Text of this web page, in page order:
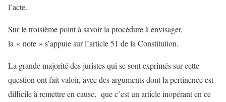
l’acte.
Sur le troisième point à savoir la procédure à envisager,
la « note » s’appuie sur l’article 51 de la Constitution.
La grande majorité des juristes qui se sont exprimés sur cette
question ont fait valoir, avec des arguments dont la pertinence est
difficile à remettre en cause, que c’est un article inopérant en ce